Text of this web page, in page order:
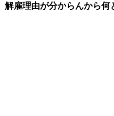
解雇理由が分からんから何